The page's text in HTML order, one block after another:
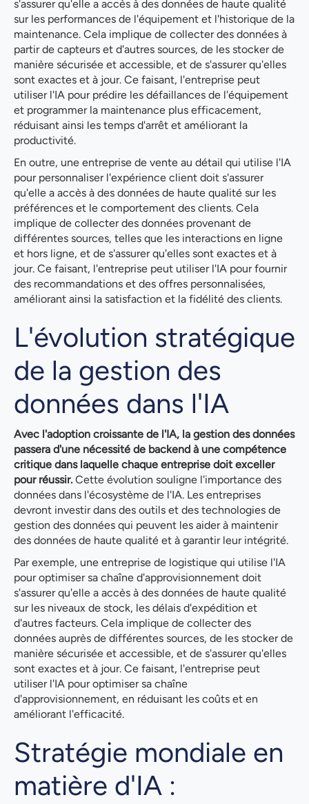
s'assurer qu'elle a accès à des données de haute qualité
sur les performances de l'équipement et l'historique de la
maintenance. Cela implique de collecter des données à
partir de capteurs et d'autres sources, de les stocker de
manière sécurisée et accessible, et de s'assurer qu'elles
sont exactes et à jour. Ce faisant, l'entreprise peut
utiliser l'IA pour prédire les défaillances de l'équipement
et programmer la maintenance plus efficacement,
réduisant ainsi les temps d'arrêt et améliorant la
productivité.
En outre, une entreprise de vente au détail qui utilise l'IA
pour personnaliser l'expérience client doit s'assurer
qu'elle a accès à des données de haute qualité sur les
préférences et le comportement des clients. Cela
implique de collecter des données provenant de
différentes sources, telles que les interactions en ligne
et hors ligne, et de s'assurer qu'elles sont exactes et à
jour. Ce faisant, l'entreprise peut utiliser l'IA pour fournir
des recommandations et des offres personnalisées,
améliorant ainsi la satisfaction et la fidélité des clients.
L'évolution stratégique
de la gestion des
données dans l'IA
Avec l'adoption croissante de l'IA, la gestion des données
passera d'une nécessité de backend à une compétence
critique dans laquelle chaque entreprise doit exceller
pour réussir. Cette évolution souligne l'importance des
données dans l'écosystème de l'IA. Les entreprises
devront investir dans des outils et des technologies de
gestion des données qui peuvent les aider à maintenir
des données de haute qualité et à garantir leur intégrité.
Par exemple, une entreprise de logistique qui utilise l'IA
pour optimiser sa chaîne d'approvisionnement doit
s'assurer qu'elle a accès à des données de haute qualité
sur les niveaux de stock, les délais d'expédition et
d'autres facteurs. Cela implique de collecter des
données auprès de différentes sources, de les stocker de
manière sécurisée et accessible, et de s'assurer qu'elles
sont exactes et à jour. Ce faisant, l'entreprise peut
utiliser l'IA pour optimiser sa chaîne
d'approvisionnement, en réduisant les coûts et en
améliorant l'efficacité.
Stratégie mondiale en
matière d'IA :